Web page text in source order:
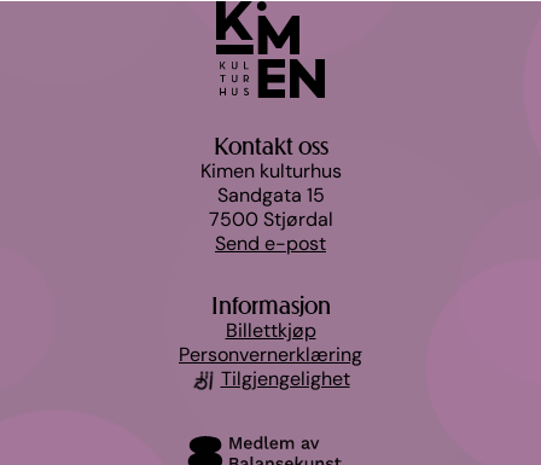
Kontakt oss
Kimen kulturhus
Sandgata 15
7500 Stjørdal
Send e-post
Informasjon
Billettkjøp
Personvernerklæring
Tilgjengelighet